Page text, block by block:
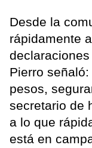
Desde la
rápidamente
Pierro
pesos,
secretario de
a lo que
está en